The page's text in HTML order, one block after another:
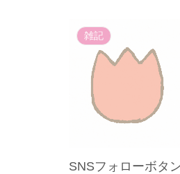
雑記
SNSフォローボタ